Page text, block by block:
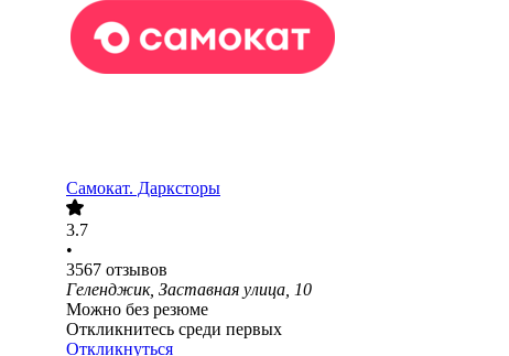
Самокат. Дарксторы
3.7
•
3567 отзывов
Геленджик, Заставная улица, 10
Можно без резюме
Откликнитесь среди первых
Откликнуться